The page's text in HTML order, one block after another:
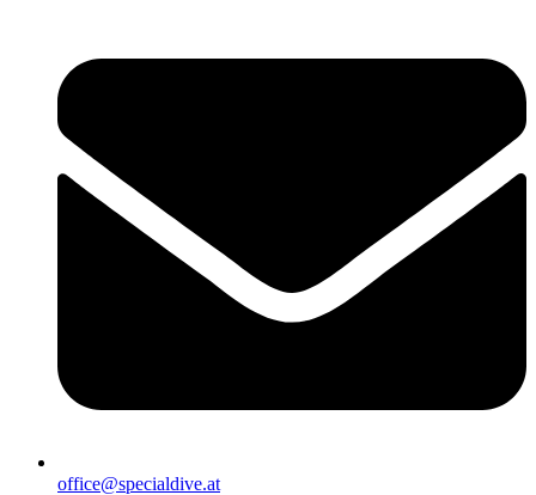
office@specialdive.at